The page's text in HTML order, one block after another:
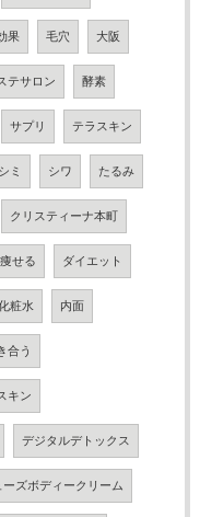
果 毛穴 大阪
テサロン 酵素
サプリ テラスキン
シミ シワ たるみ
クリスティーナ本町
痩せる ダイエット
粧水 内面
合う
キン
デジタルデトックス
ーズボディークリーム